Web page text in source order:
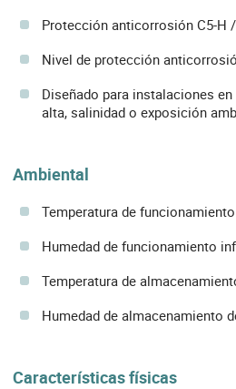
Protección anticorrosión C5-H
Nivel de protección
Diseñado para instalaciones
alta, salinidad o exposición
Ambiental
Temperatura de funcionamiento
Humedad de funcionamiento
Temperatura de
Humedad de almacenamiento
Características físicas